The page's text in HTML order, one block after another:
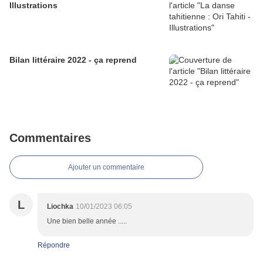
Illustrations
Bilan littéraire 2022 - ça reprend
Commentaires
Ajouter un commentaire
L Liochka 10/01/2023 06:05
Une bien belle année .....
Répondre